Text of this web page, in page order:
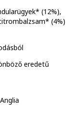
(12%),
(4%)
eredetű